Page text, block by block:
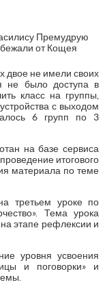
Премудрую
от Кощея
двое не имели своих
не было доступа в
класс на группы,
с выходом
6 групп по 3
на базе сервиса
итогового
материала по теме
третьем уроке по
Тема урока
этапе рефлексии и
уровня усвоения
и поговорки» и